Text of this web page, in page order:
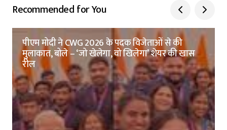
Recommended for You
पीएम मोदी ने CWG 2026 के पदक विजेताओं से की
मुलाकात, बोले – ‘जो खेलेगा, वो खिलेगा’ शेयर की खास
रील